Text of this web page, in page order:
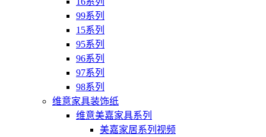
99系列
15系列
95系列
96系列
97系列
98系列
维意家具装饰纸
维意美嘉家具系列
美嘉家居系列视频